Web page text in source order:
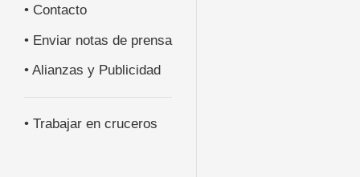
• Contacto
• Enviar notas de prensa
• Alianzas y Publicidad
• Trabajar en cruceros